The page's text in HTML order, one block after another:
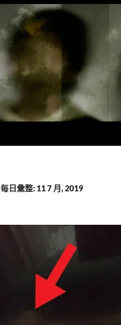
每日彙整: 11 7 月, 2019